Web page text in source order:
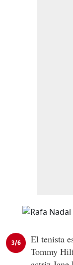
3/6
El tenista
Tommy